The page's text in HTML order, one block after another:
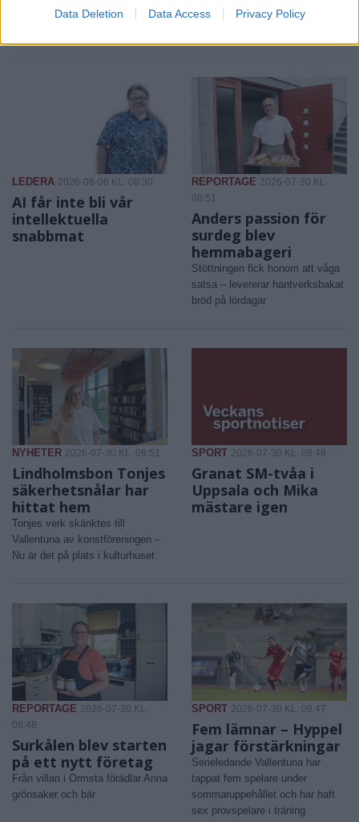
Data Deletion Data Access Privacy Policy
LEDERA 2026-08-06 KL. 08:30
AI får inte bli vår
intellektuella
snabbmat
REPORTAGE 2026-07-30 KL.
08:51
Anders passion för
surdeg blev
hemmabageri
Stöttningen fick honom att våga
satsa – levererar hantverksbakat
bröd på lördagar
NYHETER 2026-07-30 KL. 08:51
Lindholmsbon Tonjes
säkerhetsnålar har
hittat hem
Tonjes verk skänktes till
Vallentuna av konstföreningen –
Nu är det på plats i kulturhuset
SPORT 2026-07-30 KL. 08:48
Granat SM-tvåa i
Uppsala och Mika
mästare igen
REPORTAGE 2026-07-30 KL.
08:48
Surkålen blev starten
på ett nytt företag
Från villan i Ormsta förädlar Anna
grönsaker och bär
SPORT 2026-07-30 KL. 08:47
Fem lämnar – Hyppel
jagar förstärkningar
Serieledande Vallentuna har
tappat fem spelare under
sommaruppehållet och har haft
sex provspelare i träning